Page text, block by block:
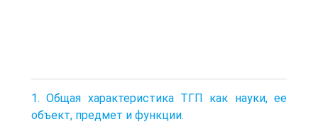
1. Общая характеристика ТГП как науки, ее
объект, предмет и функции.